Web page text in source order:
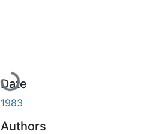
En cours de chargement...
Date
1983
Authors